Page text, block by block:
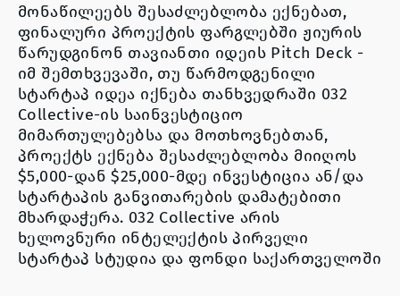
მონაწილეებს შესაძლებლობა ექნებათ,
ფინალური პროექტის ფარგლებში ჟიურის
წარუდგინონ თავიანთი იდეის Pitch Deck -
იმ შემთხვევაში, თუ წარმოდგენილი
სტარტაპ იდეა იქნება თანხვედრაში 032
Collective-ის საინვესტიციო
მიმართულებებსა და მოთხოვნებთან,
პროექტს ექნება შესაძლებლობა მიიღოს
$5,000-დან $25,000-მდე ინვესტიცია ან/და
სტარტაპის განვითარების დამატებითი
მხარდაჭერა. 032 Collective არის
ხელოვნური ინტელექტის პირველი
სტარტაპ სტუდია და ფონდი საქართველოში